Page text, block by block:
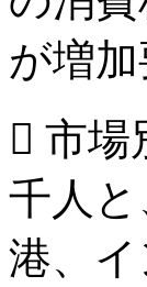
が増加
 市場
千人
港、